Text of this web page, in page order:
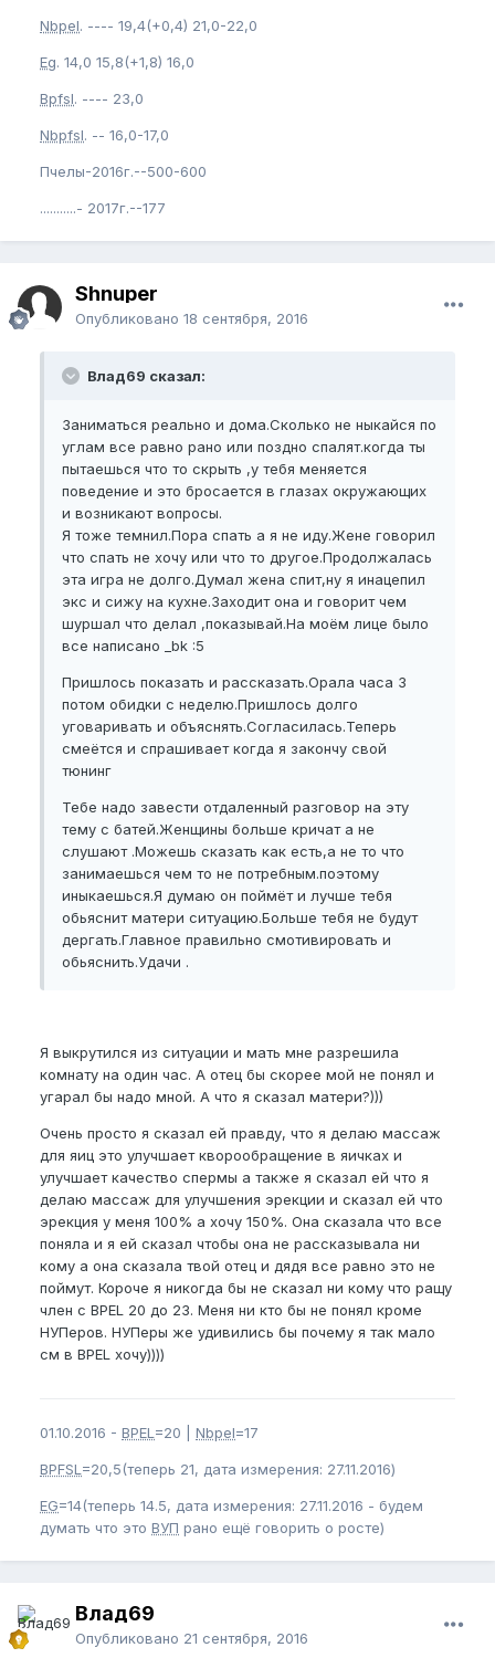
Nbpel. ---- 19,4(+0,4) 21,0-22,0
Eg. 14,0 15,8(+1,8) 16,0
Bpfsl. ---- 23,0
Nbpfsl. -- 16,0-17,0
Пчелы-2016г.--500-600
...........- 2017г.--177
Shnuper
Опубликовано 18 сентября, 2016
Влад69 сказал:
Заниматься реально и дома.Сколько не ныкайся по
углам все равно рано или поздно спалят.когда ты
пытаешься что то скрыть ,у тебя меняется
поведение и это бросается в глазах окружающих
и возникают вопросы.
Я тоже темнил.Пора спать а я не иду.Жене говорил
что спать не хочу или что то другое.Продолжалась
эта игра не долго.Думал жена спит,ну я инацепил
экс и сижу на кухне.Заходит она и говорит чем
шуршал что делал ,показывай.На моём лице было
все написано _bk :5
Пришлось показать и рассказать.Орала часа 3
потом обидки с неделю.Пришлось долго
уговаривать и объяснять.Согласилась.Теперь
смеётся и спрашивает когда я закончу свой
тюнинг
Тебе надо завести отдаленный разговор на эту
тему с батей.Женщины больше кричат а не
слушают .Можешь сказать как есть,а не то что
занимаешься чем то не потребным.поэтому
иныкаешься.Я думаю он поймёт и лучше тебя
обьяснит матери ситуацию.Больше тебя не будут
дергать.Главное правильно смотивировать и
обьяснить.Удачи .
Я выкрутился из ситуации и мать мне разрешила
комнату на один час. А отец бы скорее мой не понял и
угарал бы надо мной. А что я сказал матери?)))
Очень просто я сказал ей правду, что я делаю массаж
для яиц это улучшает кворообращение в яичках и
улучшает качество спермы а также я сказал ей что я
делаю массаж для улучшения эрекции и сказал ей что
эрекция у меня 100% а хочу 150%. Она сказала что все
поняла и я ей сказал чтобы она не рассказывала ни
кому а она сказала твой отец и дядя все равно это не
поймут. Короче я никогда бы не сказал ни кому что ращу
член с BPEL 20 до 23. Меня ни кто бы не понял кроме
НУПеров. НУПеры же удивились бы почему я так мало
см в BPEL хочу))))
01.10.2016 - BPEL =20 | Nbpel=17
BPFSL =20,5(теперь 21, дата измерения: 27.11.2016)
EG=14(теперь 14.5, дата измерения: 27.11.2016 - будем
думать что это ВУП рано ещё говорить о росте)
Влад69
Опубликовано 21 сентября, 2016